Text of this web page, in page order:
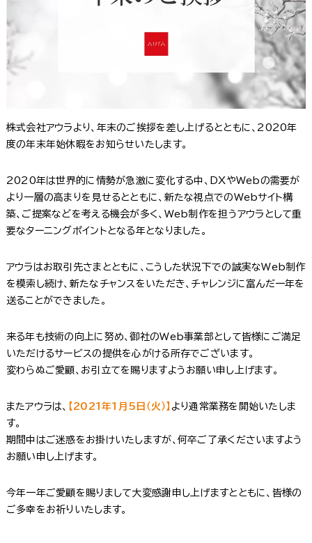
株式会社アウラより、年末のご挨拶を差し上げるとともに、2020年
度の年末年始休暇をお知らせいたします。
2020年は世界的に情勢が急激に変化する中、DXやWebの需要が
より一層の高まりを見せるとともに、新たな視点でのWebサイト構
築、ご提案などを考える機会が多く、Web制作を担うアウラとして重
要なターニングポイントとなる年となりました。
アウラはお取引先さまとともに、こうした状況下での誠実なWeb制作
を模索し続け、新たなチャンスをいただき、チャレンジに富んだ一年を
送ることができました。
来る年も技術の向上に努め、御社のWeb事業部として皆様にご満足
いただけるサービスの提供を心がける所存でございます。
変わらぬご愛顧、お引立てを賜りますようお願い申し上げます。
またアウラは、 【2021年1月5日（火）】 より通常業務を開始いたしま
す。
期間中はご迷惑をお掛けいたしますが、何卒ご了承くださいますよう
お願い申し上げます。
今年一年ご愛顧を賜りまして大変感謝申し上げますとともに、皆様の
ご多幸をお祈りいたします。